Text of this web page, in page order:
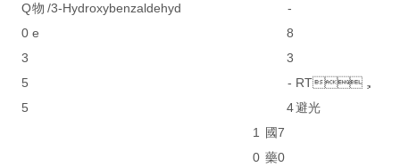
Q
0
3
5
5
物/3-Hydroxybenzaldehyd
e
-
8
3
-
4
RT，
避光
1
0
國
藥
7
0